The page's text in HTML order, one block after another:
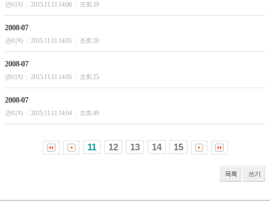
관리자 2015.11.11 14:06 조회 29
2008-07
관리자 2015.11.11 14:05 조회 20
2008-07
관리자 2015.11.11 14:05 조회 25
2008-07
관리자 2015.11.11 14:04 조회 49
11 12 13 14 15
목록 쓰기